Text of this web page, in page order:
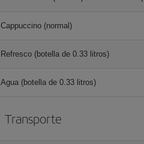
Cappuccino (normal)
Refresco (botella de 0.33 litros)
Agua (botella de 0.33 litros)
Transporte